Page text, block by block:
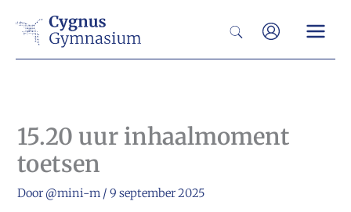
naar
Zoeken
15.20 uur inhaalmoment
toetsen
Door @mini-m /9 september 2025